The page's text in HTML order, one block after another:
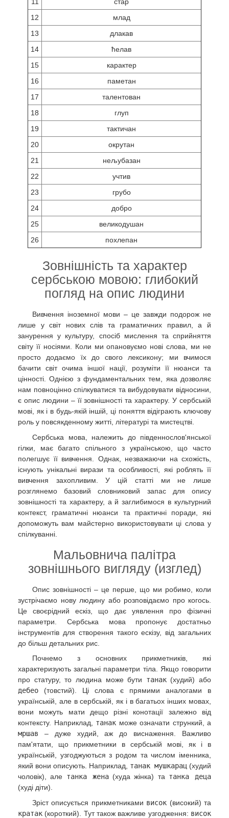
11
стар
12
млад
13
длакав
14
ћелав
15
карактер
16
паметан
17
талентован
18
глуп
19
тактичан
20
окрутан
21
нељубазан
22
учтив
23
грубо
24
добро
25
великодушан
26
похлепан
Зовнішність та характер
сербською мовою: глибокий
погляд на опис людини
Вивчення іноземної мови – це завжди подорож не
лише у світ нових слів та граматичних правил, а й
занурення у культуру, спосіб мислення та сприйняття
світу її носіями. Коли ми опановуємо нові слова, ми не
просто додаємо їх до свого лексикону; ми вчимося
бачити світ очима іншої нації, розуміти її нюанси та
цінності. Однією з фундаментальних тем, яка дозволяє
нам повноцінно спілкуватися та вибудовувати відносини,
є опис людини – її зовнішності та характеру. У сербській
мові, як і в будь-якій іншій, ці поняття відіграють ключову
роль у повсякденному житті, літературі та мистецтві.
Сербська мова, належить до південнослов'янської
гілки, має багато спільного з українською, що часто
полегшує її вивчення. Однак, незважаючи на схожість,
існують унікальні вирази та особливості, які роблять її
вивчення захопливим. У цій статті ми не лише
розглянемо базовий словниковий запас для опису
зовнішності та характеру, а й заглибимося в культурний
контекст, граматичні нюанси та практичні поради, які
допоможуть вам майстерно використовувати ці слова у
спілкуванні.
Мальовнича палітра
зовнішнього вигляду (изглед)
Опис зовнішності – це перше, що ми робимо, коли
зустрічаємо нову людину або розповідаємо про когось.
Це своєрідний ескіз, що дає уявлення про фізичні
параметри. Сербська мова пропонує достатньо
інструментів для створення такого ескізу, від загальних
до більш детальних рис.
Почнемо з основних прикметників, які
характеризують загальні параметри тіла. Якщо говорити
про статуру, то людина може бути танак(худий) або
дебео (товстий). Ці слова є прямими аналогами в
українській, але в сербській, як і в багатьох інших мовах,
вони можуть мати дещо різні конотації залежно від
контексту. Наприклад, танак може означати стрункий, а
мршав – дуже худий, аж до виснаження. Важливо
пам'ятати, що прикметники в сербській мові, як і в
українській, узгоджуються з родом та числом іменника,
який вони описують. Наприклад, танак мушкарац (худий
чоловік), але танка жена(худа жінка) та танка деца
(худі діти).
Зріст описується прикметниками висок (високий) та
кратак (короткий). Тут також важливе узгодження: висок